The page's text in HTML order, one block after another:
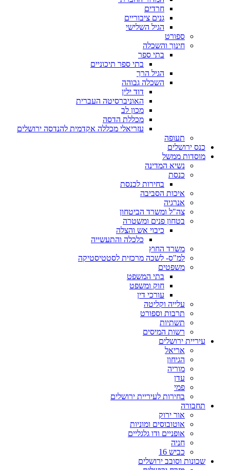
חרדים
גנים ציבוריים
הגיל השלישי
ספורט
חינוך והשכלה
בתי ספר
בתי ספר תיכוניים
הגיל הרך
השכלה גבוהה
דוד ילין
האוניברסיטה העברית
מכון לב
מכללת הדסה
עזריאלי מכללה אקדמית להנדסה ירושלים
תעופה
כנס ירושלים
מוסדות ממשל
נשיא המדינה
כנסת
בחירות לכנסת
איכות הסביבה
אנרגיה
צה"ל ומשרד הביטחון
בטחון פנים ומשטרה
כיבוי אש והצלה
כלכלה והתעשייה
משרד החוץ
למ"ס- לשכה מרכזית לסטטיסטיקה
משפטים
בתי המשפט
חוק ומשפט
עורכי דין
עלייה וקליטה
תרבות וספורט
תשתיות
רשות המיסים
עיריית ירושלים
אריאל
הגיחון
מוריה
עדן
פמי
בחירות לעיריית ירושלים
תחבורה
אור ירוק
אוטובוסים ומוניות
אופניים ודו גלגליים
חניה
כביש 16
שכונות וסובב ירושלים